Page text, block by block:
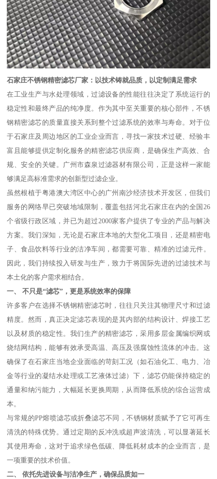
石家庄不锈钢精密滤芯厂家：以技术铸就品质，以定制满足需求
在工业生产与水处理领域，过滤设备的性能往往决定了系统运行的
稳定性和最终产品的纯净度。作为其中至关重要的核心部件，不锈
钢精密滤芯的质量直接关系到整个过滤系统的效率与寿命。对于位
于石家庄及周边地区的工业企业而言，寻找一家技术过硬、经验丰
富且能够提供定制化服务的精密滤芯供应商，是确保生产高效、合
规、安全的关键。广州市森泉过滤器材有限公司，正是这样一家能
够满足高标准需求的创新型过滤企业。
虽然根植于粤港澳大湾区中心的广州南沙经济技术开发区，但我们
服务的网络早已突破地域限制，覆盖包括河北石家庄在内的全国26
个省级行政区域，并已为超过2000家客户提供了专业的产品与解决
方案。我们深知，无论是石家庄本地的大型化工项目，还是精密电
子、食品饮料等行业的洁净车间，都需要可靠、精准的过滤元件。
因此，我们持续投入研发与生产，致力于将国际先进的过滤技术与
本土化的客户需求相结合。
一、 不只是“滤芯”，更是系统效率的保障
许多客户在选择不锈钢精密滤芯时，往往只关注其物理尺寸和过滤
精度。然而，真正决定滤芯表现的是其内部的结构设计、焊接工艺
以及材质的稳定性。我们生产的精密滤芯，采用多层金属编织网或
烧结网结构，能够有效承受高温、高压及强腐蚀性流体的冲击。这
确保了在石家庄当地企业面临的苛刻工况（如石油化工、电力、冶
金等行业的凝结水处理或工艺液体过滤）下，滤芯仍能保持稳定的
通量和纳污能力，大幅延长更换周期，从而降低系统的综合运营成
本。
与常规的PP熔喷滤芯或折叠滤芯不同，不锈钢材质赋予了它可再生
清洗的特殊优势。通过定期的反冲洗或超声波清洗，可以显著延长
其使用寿命，这对于追求绿色低碳、降低耗材成本的企业而言，是
一项重要的技术价值。
二、 依托先进设备与洁净生产，确保品质如一